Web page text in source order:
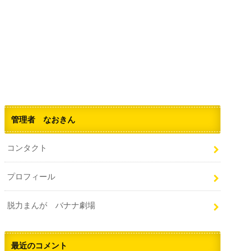
管理者 なおきん
コンタクト
プロフィール
脱力まんが バナナ劇場
最近のコメント